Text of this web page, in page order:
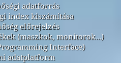
adatforrás
index kiszámítása
előrejelzés
(maszkok, monitorok…)
Interface)
adatplatform